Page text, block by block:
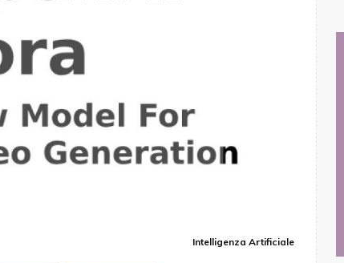
Intelligenza Artificiale